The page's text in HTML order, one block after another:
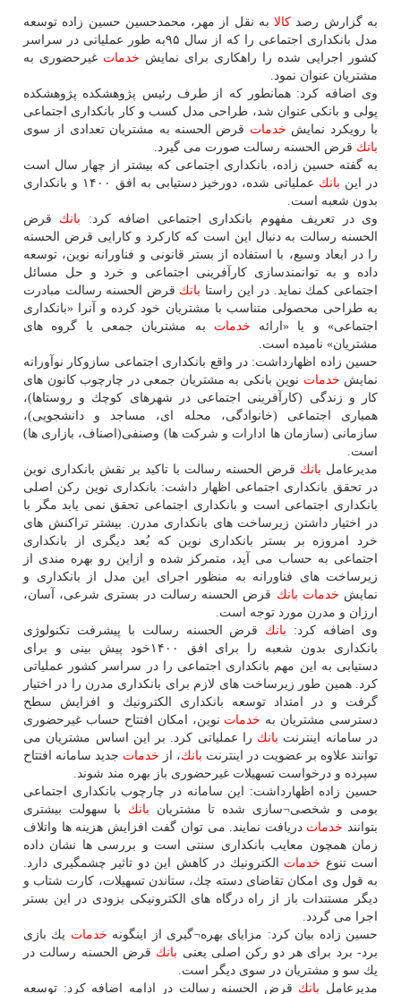
به گزارش رصد كالابه نقل از مهر، محمدحسین حسین زاده توسعه
مدل بانكداری اجتماعی را كه از سال ۹۵به طور عملیاتی در سراسر
كشور اجرایی شده را راهكاری برای نمایش خدمات غیرحضوری به
مشتریان عنوان نمود.
وی اضافه كرد: همانطور كه از طرف رئیس پژوهشكده پژوهشكده
پولی و بانكی عنوان شد، طراحی مدل كسب و كار بانكداری اجتماعی
با رویكرد نمایش خدمات قرض الحسنه به مشتریان تعدادی از سوی
بانك قرض الحسنه رسالت صورت می گیرد.
به گفته حسین زاده، بانكداری اجتماعی كه بیشتر از چهار سال است
در این بانك
عملیاتی شده، دورخیز دستیابی به افق ۱۴۰۰ و بانكداری
بدون شعبه است.
وی در تعریف مفهوم بانكداری اجتماعی اضافه كرد: بانك قرض
الحسنه رسالت به دنبال این است كه كاركرد و كارایی قرض الحسنه
را در ابعاد وسیع، با استفاده از بستر قانونی و فناورانه نوین، توسعه
داده و به توانمندسازی كارآفرینی اجتماعی و خرد و حل مسائل
اجتماعی كمك نماید. در این راستا بانك قرض الحسنه رسالت مبادرت
به طراحی محصولی متناسب با مشتریان خود كرده و آنرا «بانكداری
اجتماعی» و یا «ارائه خدمات به مشتریان جمعی یا گروه های
مشتریان» نامیده است.
حسین زاده اظهارداشت: در واقع بانكداری اجتماعی سازوكار نوآورانه
نمایش خدمات نوین بانكی به مشتریان جمعی در چارچوب كانون های
كار و زندگی (كارآفرینی اجتماعی در شهرهای كوچك و روستاها)،
همیاری اجتماعی (خانوادگی، محله ای، مساجد و دانشجویی)،
سازمانی (سازمان ها ادارات و شركت ها) وصنفی(اصناف، بازاری ها)
است.
مدیرعامل بانك قرض الحسنه رسالت با تاكید بر نقش بانكداری نوین
در تحقق بانكداری اجتماعی اظهار داشت: بانكداری نوین ركن اصلی
بانكداری اجتماعی است و بانكداری اجتماعی تحقق نمی یابد مگر با
در اختیار داشتن زیرساخت های بانكداری مدرن. بیشتر تراكنش های
خرد امروزه بر بستر بانكداری نوین كه بُعد دیگری از بانكداری
اجتماعی به حساب می آید، متمركز شده و ازاین رو بهره مندی از
زیرساخت های فناورانه به منظور اجرای این مدل از بانكداری و
نمایش خدمات بانك قرض الحسنه رسالت در بستری شرعی، آسان،
ارزان و مدرن مورد توجه است.
وی اضافه كرد: بانك قرض الحسنه رسالت با پیشرفت تكنولوژی
بانكداری بدون شعبه را برای افق ۱۴۰۰خود پیش بینی و برای
دستیابی به این مهم بانكداری اجتماعی را در سراسر كشور عملیاتی
كرد. همین طور زیرساخت های لازم برای بانكداری مدرن را در اختیار
گرفت و در امتداد توسعه بانكداری الكترونیك و افزایش سطح
دسترسی مشتریان به خدمات نوین، امكان افتتاح حساب غیرحضوری
در سامانه اینترنت بانك را عملیاتی كرد. بر این اساس مشتریان می
توانند علاوه بر عضویت در اینترنت بانك، از خدمات جدید سامانه افتتاح
سپرده و درخواست تسهیلات غیرحضوری باز بهره مند شوند.
حسین زاده اظهارداشت: این سامانه در چارچوب بانكداری اجتماعی
بومی و شخصی¬سازی شده تا مشتریان بانك با سهولت بیشتری
بتوانند خدمات دریافت نمایند. می توان گفت افزایش هزینه ها واتلاف
زمان همچون معایب بانكداری سنتی است و بررسی ها نشان داده
است تنوع خدمات الكترونیك در كاهش این دو تاثیر چشمگیری دارد.
به قول وی امكان تقاضای دسته چك، ستاندن تسهیلات، كارت شتاب و
دیگر مستندات باز از راه درگاه های الكترونیكی بزودی در این بستر
اجرا می گردد.
حسین زاده بیان كرد: مزایای بهره¬گیری از اینگونه خدمات یك بازی
برد- برد برای هر دو ركن اصلی یعنی بانك قرض الحسنه رسالت در
یك سو و مشتریان در سوی دیگر است.
مدیرعامل بانك قرض الحسنه رسالت در ادامه اضافه كرد: توسعه